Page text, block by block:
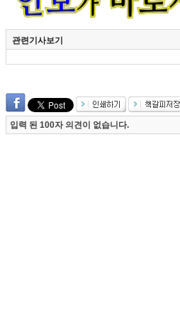
관련기사보기
입력 된 100자 의견이 없습니다.